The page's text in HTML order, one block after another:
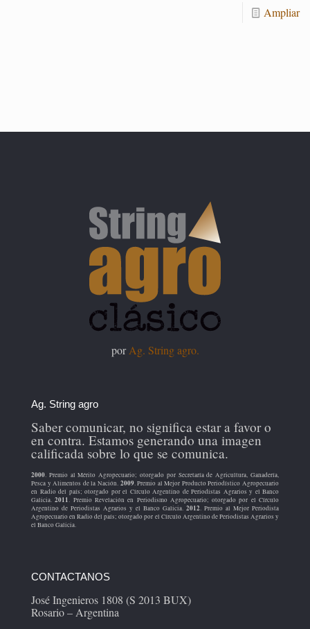
Am­pliar
porAg. String agro.
Ag. String agro
Saber comunicar, no significa estar a favor o
en contra. Estamos generando una imagen
calificada sobre lo que se comunica.
2000. Premio al Mérito Agropecuario; otorgado por Secretaría de Agricultura, Ganadería,
Pesca y Alimentos de la Nación. 2009. Premio al Mejor Producto Periodístico Agropecuario
en Radio del país; otorgado por el Círculo Argentino de Periodistas Agrarios y el Banco
Galicia.2011. Premio Revelación en Periodismo Agropecuario; otorgado por el Círculo
Argentino de Periodistas Agrarios y el Banco Galicia. 2012. Premio al Mejor Periodista
Agropecuario en Radio del país; otorgado por el Círculo Argentino de Periodistas Agrarios y
el Banco Galicia.
CONTACTANOS
José Ingenieros 1808 (S 2013 BUX)
Rosario – Argentina